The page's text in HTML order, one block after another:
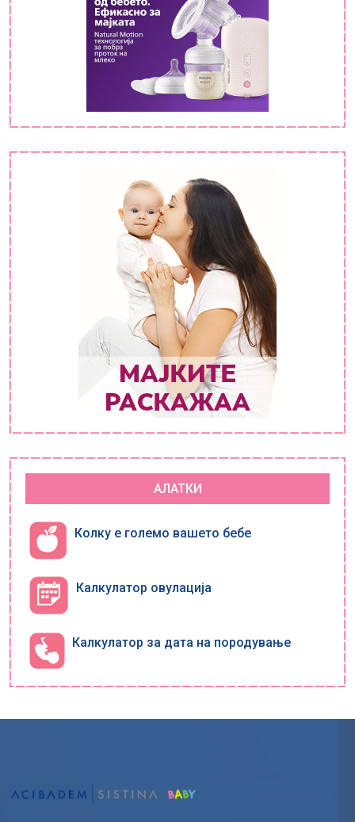
АЛАТКИ
Колку е големо вашето бебе
Калкулатор овулација
Калкулатор за дата на породување